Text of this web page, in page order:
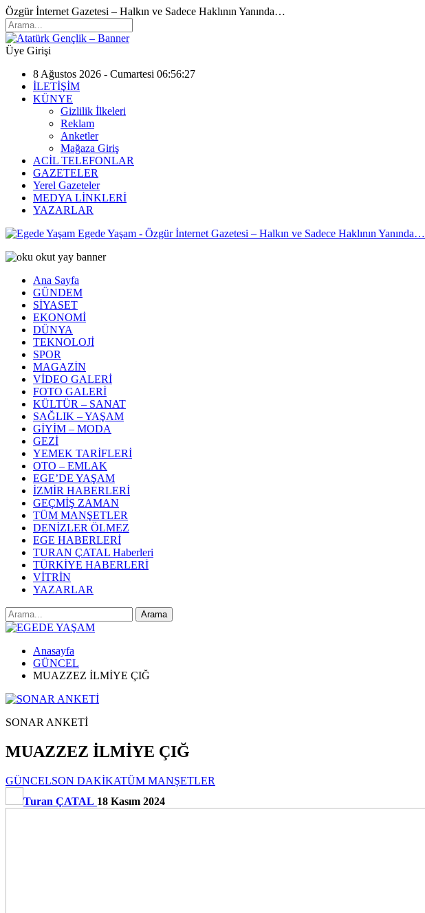
Özgür İnternet Gazetesi – Halkın ve Sadece Haklının Yanında…
Üye Girişi
8 Ağustos 2026 - Cumartesi 06:56:27
İLETİŞİM
KÜNYE
Gizlilik İlkeleri
Reklam
Anketler
Mağaza Giriş
ACİL TELEFONLAR
GAZETELER
Yerel Gazeteler
MEDYA LİNKLERİ
YAZARLAR
Egede Yaşam - Özgür İnternet Gazetesi – Halkın ve Sadece Haklının Yanında…
Ana Sayfa
GÜNDEM
SİYASET
EKONOMİ
DÜNYA
TEKNOLOJİ
SPOR
MAGAZİN
VİDEO GALERİ
FOTO GALERİ
KÜLTÜR – SANAT
SAĞLIK – YAŞAM
GİYİM – MODA
GEZİ
YEMEK TARİFLERİ
OTO – EMLAK
EGE’DE YAŞAM
İZMİR HABERLERİ
GEÇMİŞ ZAMAN
TÜM MANŞETLER
DENİZLER ÖLMEZ
EGE HABERLERİ
TURAN ÇATAL Haberleri
TÜRKİYE HABERLERİ
VİTRİN
YAZARLAR
Anasayfa
GÜNCEL
MUAZZEZ İLMİYE ÇIĞ
SONAR ANKETİ
MUAZZEZ İLMİYE ÇIĞ
GÜNCELSON DAKİKATÜM MANŞETLER
Turan ÇATAL 18 Kasım 2024